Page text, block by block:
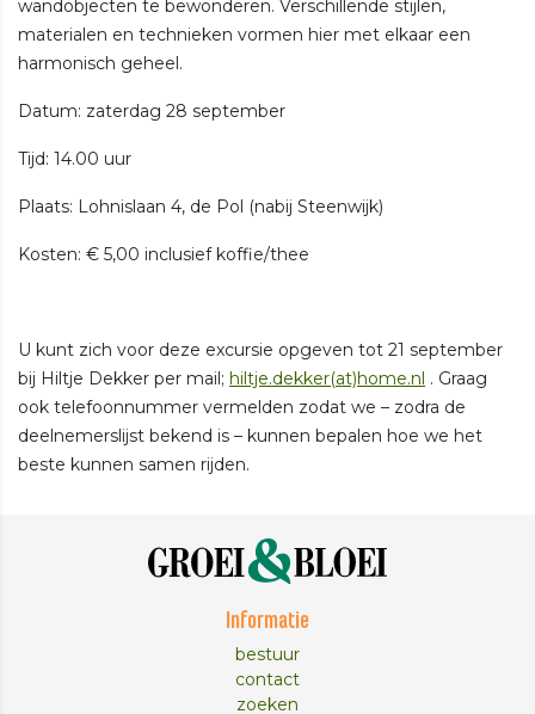
wandobjecten te bewonderen. Verschillende stijlen,
materialen en technieken vormen hier met elkaar een
harmonisch geheel.
Datum: zaterdag 28 september
Tijd: 14.00 uur
Plaats: Lohnislaan 4, de Pol (nabij Steenwijk)
Kosten: € 5,00 inclusief koffie/thee
U kunt zich voor deze excursie opgeven tot 21 september
bij Hiltje Dekker per mail; hiltje.dekker(at)home.nl . Graag
ook telefoonnummer vermelden zodat we – zodra de
deelnemerslijst bekend is – kunnen bepalen hoe we het
beste kunnen samen rijden.
Informatie
bestuur
contact
zoeken